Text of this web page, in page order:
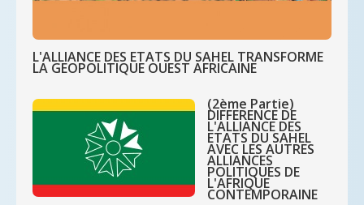
L'ALLIANCE DES ETATS DU SAHEL TRANSFORME
LA GEOPOLITIQUE OUEST AFRICAINE
(2ème Partie)
DIFFERENCE DE
L'ALLIANCE DES
ETATS DU SAHEL
AVEC LES AUTRES
ALLIANCES
POLITIQUES DE
L'AFRIQUE
CONTEMPORAINE